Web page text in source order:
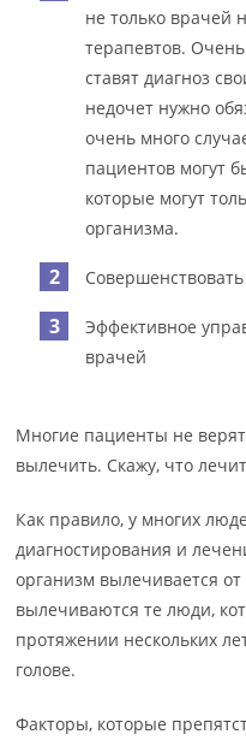
не только врачей
терапевтов.
ставят диагноз
недочет нужно
очень много
пациентов могут
которые могут
организма.
Эффективное
врачей
Многие пациенты не
вылечить. Скажу, что
Как правило, у многих
диагностирования и
организм вылечивается от
вылечиваются те люди,
протяжении нескольких
голове.
Факторы, которые